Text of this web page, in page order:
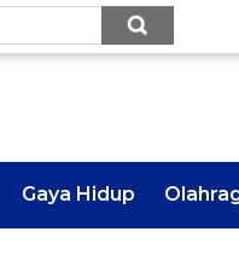
Gaya Hidup